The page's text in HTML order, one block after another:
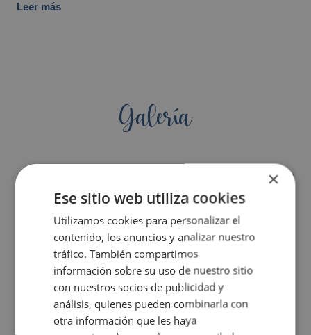
Leer más
Galería
×
Ese sitio web utiliza cookies
Utilizamos cookies para personalizar el
contenido, los anuncios y analizar nuestro
tráfico. También compartimos
información sobre su uso de nuestro sitio
con nuestros socios de publicidad y
análisis, quienes pueden combinarla con
otra información que les haya